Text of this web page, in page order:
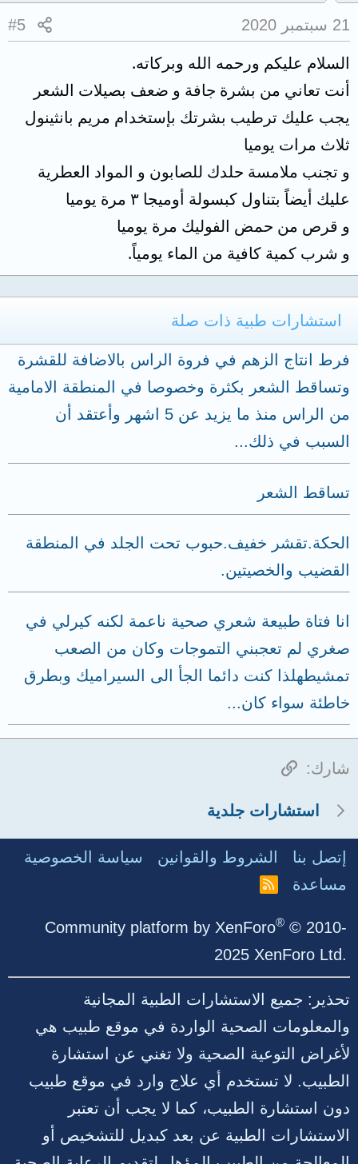
21 سبتمبر 2020 #5
السلام عليكم ورحمه الله وبركاته.
أنت تعاني من بشرة جافة و ضعف بصيلات الشعر
يجب عليك ترطيب بشرتك بإستخدام مريم بانثينول
ثلاث مرات يوميا
و تجنب ملامسة حلدك للصابون و المواد العطرية
عليك أيضاً بتناول كبسولة أوميجا ٣ مرة يوميا
و قرص من حمض الفوليك مرة يوميا
و شرب كمية كافية من الماء يومياً.
استشارات طبية ذات صلة
فرط انتاج الزهم في فروة الراس بالاضافة للقشرة
وتساقط الشعر بكثرة وخصوصا في المنطقة الامامية
من الراس منذ ما يزيد عن 5 اشهر وأعتقد أن
السبب في ذلك...
تساقط الشعر
الحكة.تقشر خفيف.حبوب تحت الجلد في المنطقة
القضيب والخصيتين.
انا فتاة طبيعة شعري صحية ناعمة لكنه كيرلي في
صغري لم تعجبني التموجات وكان من الصعب
تمشيطهلذا كنت دائما الجأ الى السيراميك وبطرق
خاطئة سواء كان...
شارك: الرابط
استشارات جلدية
إتصل بنا الشروط والقوانين
سياسة الخصوصية
مساعدة
R
Community platform by XenForo® © 2010-
2025 XenForo Ltd.
تحذير: جميع الاستشارات الطبية المجانية
والمعلومات الصحية الواردة في موقع طبيب هي
لأغراض التوعية الصحية ولا تغني عن استشارة
الطبيب. لا تستخدم أي علاج وارد في موقع طبيب
دون استشارة الطبيب، كما لا يجب أن تعتبر
الاستشارات الطبية عن بعد كبديل للتشخيص أو